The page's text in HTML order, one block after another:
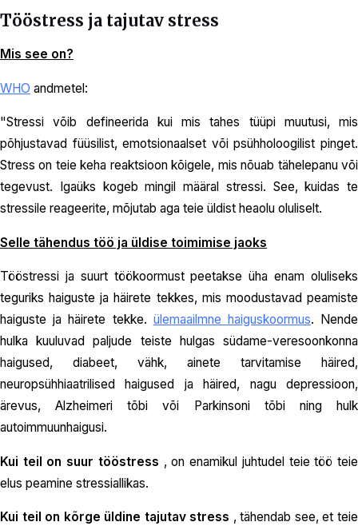
Tööstress ja tajutav stress
Mis see on?
WHO andmetel:
"Stressi võib defineerida kui mis tahes tüüpi muutusi, mis
põhjustavad füüsilist, emotsionaalset või psühholoogilist pinget.
Stress on teie keha reaktsioon kõigele, mis nõuab tähelepanu või
tegevust. Igaüks kogeb mingil määral stressi. See, kuidas te
stressile reageerite, mõjutab aga teie üldist heaolu oluliselt.
Selle tähendus töö ja üldise toimimise jaoks
Tööstressi ja suurt töökoormust peetakse üha enam oluliseks
teguriks haiguste ja häirete tekkes, mis moodustavad peamiste
haiguste ja häirete tekke. ülemaailmne haiguskoormus. Nende
hulka kuuluvad paljude teiste hulgas südame-veresoonkonna
haigused, diabeet, vähk, ainete tarvitamise häired,
neuropsühhiaatrilised haigused ja häired, nagu depressioon,
ärevus, Alzheimeri tõbi või Parkinsoni tõbi ning hulk
autoimmuunhaigusi.
Kui teil on suur tööstress , on enamikul juhtudel teie töö teie
elus peamine stressiallikas.
Kui teil on kõrge üldine tajutav stress , tähendab see, et teie